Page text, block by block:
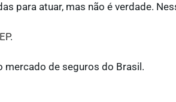
para atuar, mas não é verdade.
.
mercado de seguros do Brasil.